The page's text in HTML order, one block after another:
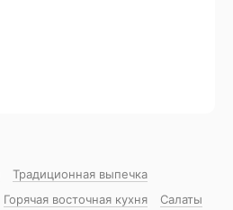
Традиционная выпечка
Горячая восточная куxня
Салаты